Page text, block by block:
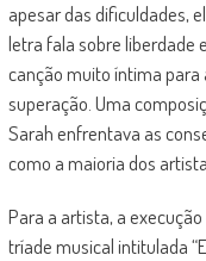
apesar das dificuldades,
letra fala sobre liberdade
canção muito íntima para
superação. Uma
Sarah enfrentava as
como a maioria dos
Para a artista, a
tríade musical intitulada